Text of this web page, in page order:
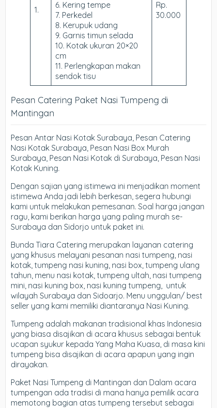
1.
6. Kering tempe
7. Perkedel
8. Kerupuk udang
9. Garnis timun selada
10. Kotak ukuran 20×20
cm
11. Perlengkapan makan
sendok tisu
Rp.
30.000
Pesan Catering Paket Nasi Tumpeng di
Mantingan
Pesan Antar Nasi Kotak Surabaya, Pesan Catering
Nasi Kotak Surabaya, Pesan Nasi Box Murah
Surabaya, Pesan Nasi Kotak di Surabaya, Pesan Nasi
Kotak Kuning.
Dengan sajian yang istimewa ini menjadikan moment
istimewa Anda jadi lebih berkesan, segera hubungi
kami untuk melakukan pemesanan. Soal harga jangan
ragu, kami berikan harga yang paling murah se-
Surabaya dan Sidorjo untuk paket ini.
Bunda Tiara Catering merupakan layanan catering
yang khusus melayani pesanan nasi tumpeng, nasi
kotak, tumpeng nasi kuning, nasi box, tumpeng ulang
tahun, menu nasi kotak, tumpeng ultah, nasi tumpeng
mini, nasi kuning box, nasi kuning tumpeng, ​ untuk
wilayah Surabaya dan Sidoarjo. Menu unggulan/ best
seller yang kami memiliki diantaranya Nasi Kuning.
Tumpeng adalah makanan tradisional khas Indonesia
yang biasa disajikan di acara khusus sebagai bentuk
ucapan syukur kepada Yang Maha Kuasa, di masa kini
tumpeng bisa disajikan di acara apapun yang ingin
dirayakan.
Paket Nasi Tumpeng di Mantingan dan Dalam acara
tumpengan ada tradisi di mana hanya pemilik acara
memotong bagian atas tumpeng tersebut sebagai